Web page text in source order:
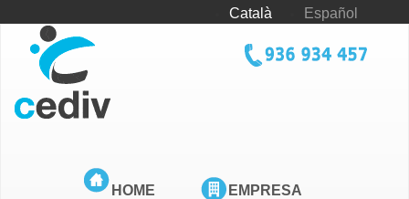
al
contingut
Català Español
tel_cediv.png
HOME EMPRESA